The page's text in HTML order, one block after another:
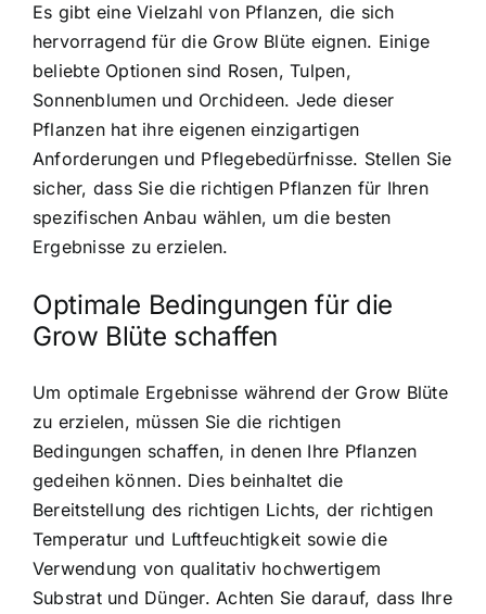
Es gibt eine Vielzahl von Pflanzen, die sich
hervorragend für die Grow Blüte eignen. Einige
beliebte Optionen sind Rosen, Tulpen,
Sonnenblumen und Orchideen. Jede dieser
Pflanzen hat ihre eigenen einzigartigen
Anforderungen und Pflegebedürfnisse. Stellen Sie
sicher, dass Sie die richtigen Pflanzen für Ihren
spezifischen Anbau wählen, um die besten
Ergebnisse zu erzielen.
Optimale Bedingungen für die
Grow Blüte schaffen
Um optimale Ergebnisse während der Grow Blüte
zu erzielen, müssen Sie die richtigen
Bedingungen schaffen, in denen Ihre Pflanzen
gedeihen können. Dies beinhaltet die
Bereitstellung des richtigen Lichts, der richtigen
Temperatur und Luftfeuchtigkeit sowie die
Verwendung von qualitativ hochwertigem
Substrat und Dünger. Achten Sie darauf, dass Ihre